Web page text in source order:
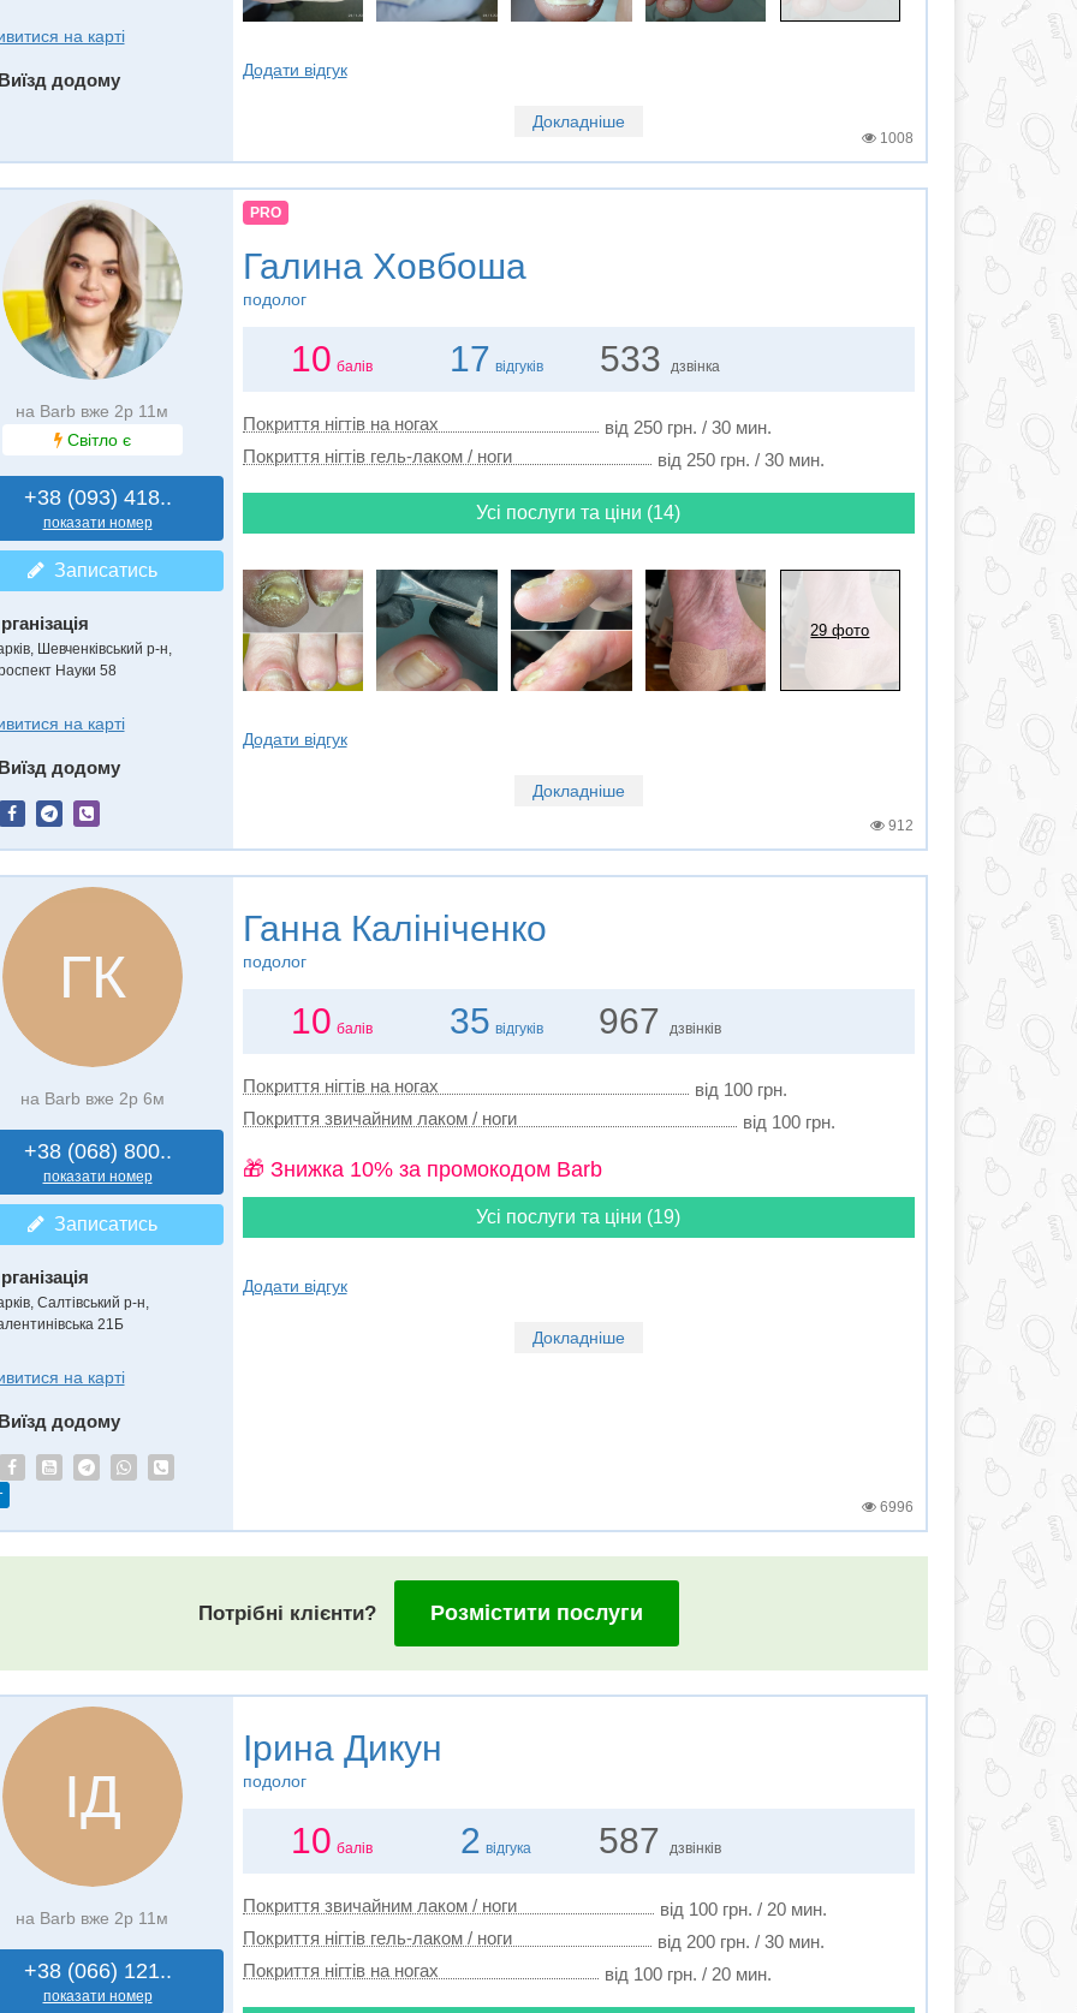
на карті
додому
Додати відгук
Докладніше
1008
на Barb вже 2р 11м
Світло є
+38 (093) 418..
показати номер
Записатись
Шевченківський р-н,
Науки 58
на карті
додому
PRO
Галина Ховбоша
подолог
10 балів 17 відгуків 533 дзвінка
Покриття нігтів на ногах
від 250 грн. / 30 мин.
Покриття нігтів гель-лаком / ноги
від 250 грн. / 30 мин.
Усі послуги та ціни (14)
29 фото
Додати відгук
Докладніше
912
ГК
на Barb вже 2р 6м
+38 (068) 800..
показати номер
Записатись
Салтівський р-н,
21Б
на карті
додому
Ганна Калініченко
подолог
10 балів 35 відгуків 967 дзвінків
Покриття нігтів на ногах
від 100 грн.
Покриття звичайним лаком / ноги
від 100 грн.
🎁 Знижка 10% за промокодом Barb
Усі послуги та ціни (19)
Додати відгук
Докладніше
6996
Потрібні клієнти? Розмістити послуги
ІД
на Barb вже 2р 11м
+38 (066) 121..
показати номер
Ірина Дикун
подолог
10 балів 2 відгука 587 дзвінків
Покриття звичайним лаком / ноги
від 100 грн. / 20 мин.
Покриття нігтів гель-лаком / ноги
від 200 грн. / 30 мин.
Покриття нігтів на ногах
від 100 грн. / 20 мин.